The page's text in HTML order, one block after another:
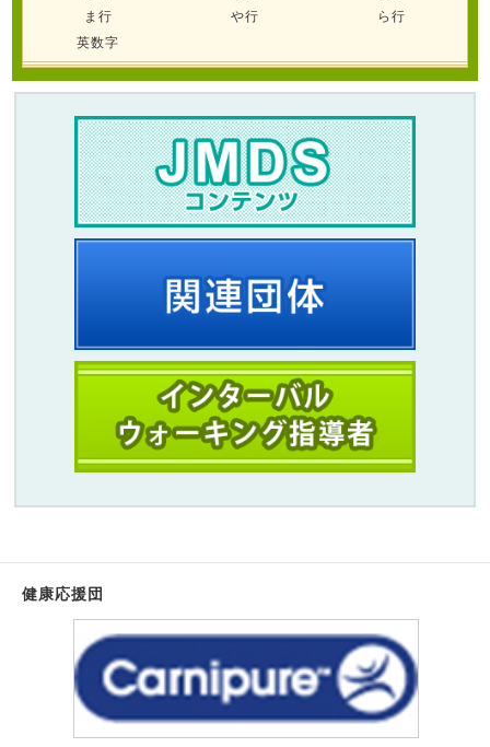
ま行
や行
ら行
英数字
健康応援団